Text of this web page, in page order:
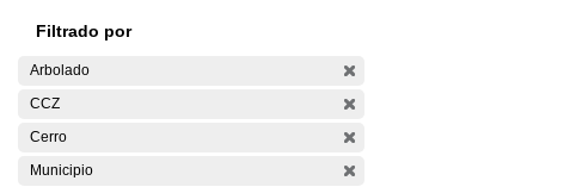
Filtrado por
Arbolado
CCZ
Cerro
Municipio